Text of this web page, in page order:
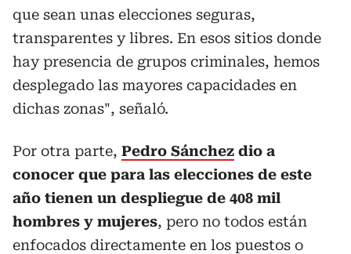
que sean unas elecciones seguras,
transparentes y libres. En esos sitios donde
hay presencia de grupos criminales, hemos
desplegado las mayores capacidades en
dichas zonas", señaló.
Por otra parte, Pedro Sánchez dio a
conocer que para las elecciones de este
año tienen un despliegue de 408 mil
hombres y mujeres, pero no todos están
enfocados directamente en los puestos o